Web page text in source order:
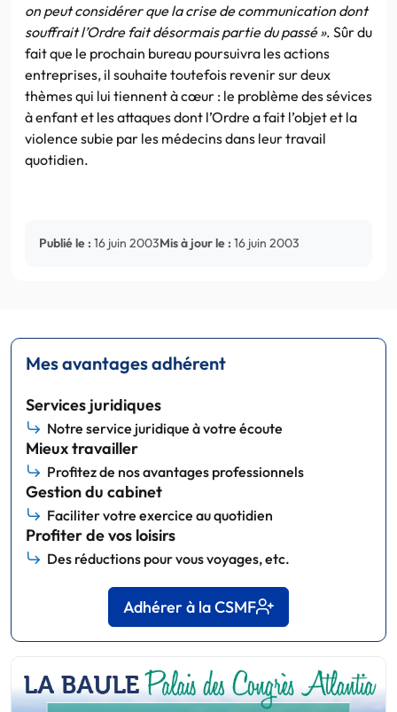
on peut considérer que la crise de communication dont
souffrait l’Ordre fait désormais partie du passé ». Sûr du
fait que le prochain bureau poursuivra les actions
entreprises, il souhaite toutefois revenir sur deux
thèmes qui lui tiennent à cœur : le problème des sévices
à enfant et les attaques dont l’Ordre a fait l’objet et la
violence subie par les médecins dans leur travail
quotidien.
Publié le : 16 juin 2003Mis à jour le : 16 juin 2003
Mes avantages adhérent
Services juridiques
Notre service juridique à votre écoute
Mieux travailler
Profitez de nos avantages professionnels
Gestion du cabinet
Faciliter votre exercice au quotidien
Profiter de vos loisirs
Des réductions pour vous voyages, etc.
Adhérer à la CSMF